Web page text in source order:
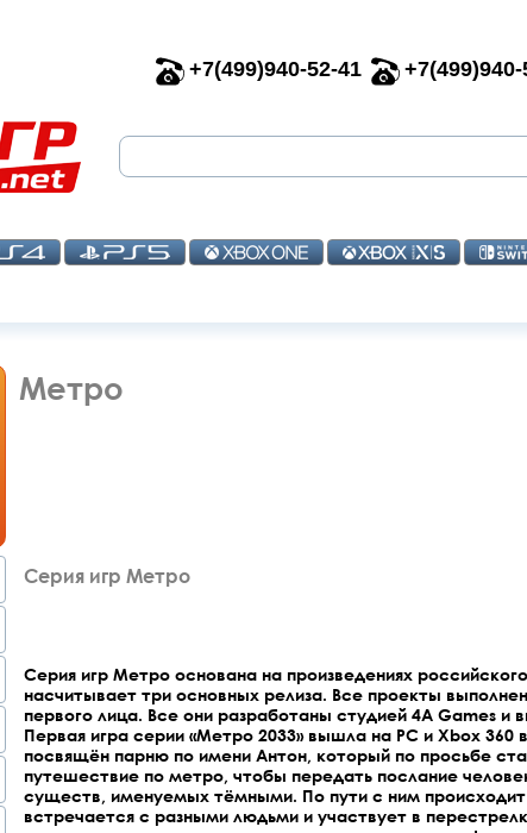
+7(499)940-52-41 +7(499)940-
Метро
Серия игр Метро
Серия игр Метро основана на произведениях
насчитывает три основных релиза. Все проекты
первого лица. Все они разработаны студией 4A Games и
Первая игра серии «Метро 2033» вышла на PC и Xbox 360
посвящён парню по имени Антон, который по просьбе
путешествие по метро, чтобы передать послание
существ, именуемых тёмными. По пути с ним
встречается с разными людьми и участвует в